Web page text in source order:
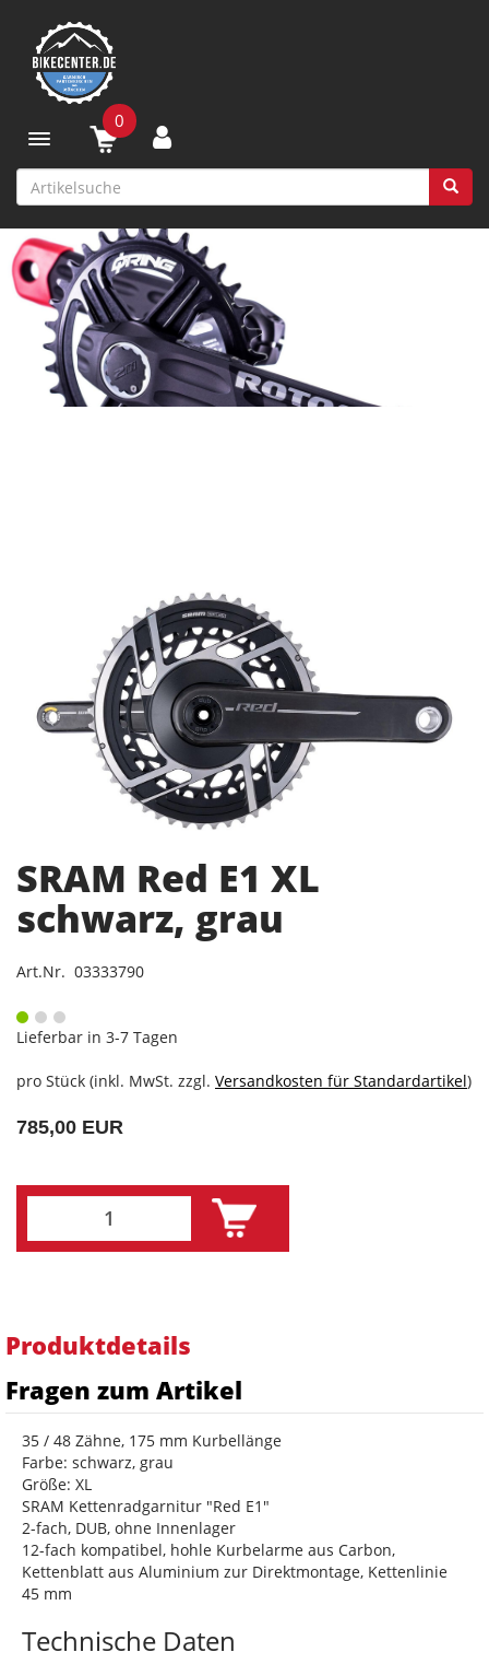
Toggle navigation
0
SRAM Red E1 XL
schwarz, grau
Art.Nr. 03333790
Lieferbar in 3-7 Tagen
pro Stück (inkl. MwSt. zzgl. Versandkosten für Standardartikel)
785,00 EUR
Produktdetails
Fragen zum Artikel
35 / 48 Zähne, 175 mm Kurbellänge
Farbe: schwarz, grau
Größe: XL
SRAM Kettenradgarnitur "Red E1"
2-fach, DUB, ohne Innenlager
12-fach kompatibel, hohle Kurbelarme aus Carbon,
Kettenblatt aus Aluminium zur Direktmontage, Kettenlinie
45 mm
Technische Daten